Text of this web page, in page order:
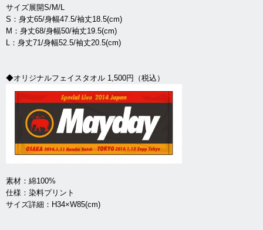
サイズ展開S/M/L
S：身丈65/身幅47.5/袖丈18.5(cm)
M：身丈68/身幅50/袖丈19.5(cm)
L：身丈71/身幅52.5/袖丈20.5(cm)
◆オリジナルフェイスタオル 1,500円（税込）
素材：綿100%
仕様：染料プリント
サイズ詳細：H34×W85(cm)